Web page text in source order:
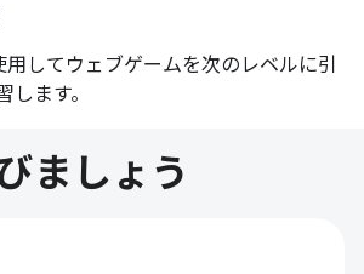
してウェブゲームを次のレベルに引
ます。
ましょう